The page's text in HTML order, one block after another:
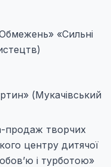
«Сильні
(Мукачівський
продаж творчих
центру дитячої
і турботою»